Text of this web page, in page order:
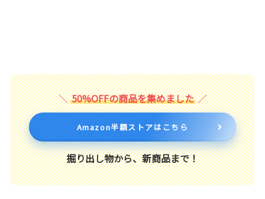
50%OFFの商品を集めました
Amazon半額ストアはこちら
掘り出し物から、新商品まで！